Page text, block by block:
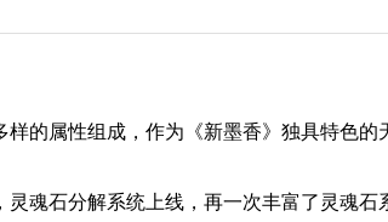
的属性组成，作为《新墨香》独具特色的
魂石分解系统上线，再一次丰富了灵魂石